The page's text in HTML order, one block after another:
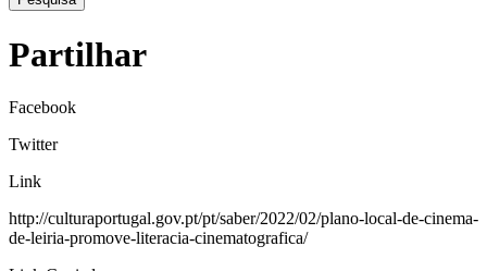
Partilhar
Facebook
Twitter
Link
http://culturaportugal.gov.pt/pt/saber/2022/02/plano-local-de-cinema-
de-leiria-promove-literacia-cinematografica/